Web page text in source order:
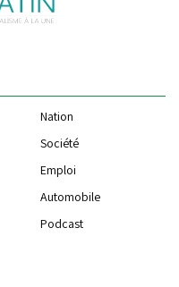
Nation
Société
Emploi
Automobile
Podcast